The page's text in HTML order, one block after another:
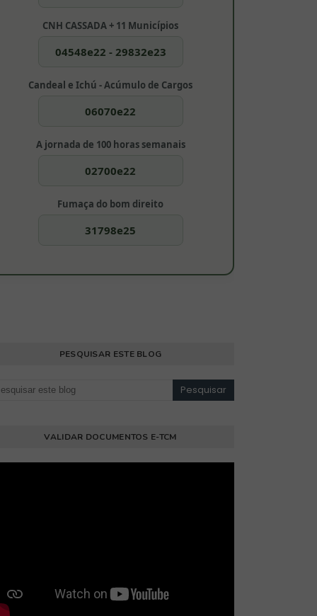
CNH CASSADA + 11 Municípios
04548e22 - 29832e23
Candeal e Ichú - Acúmulo de Cargos
06070e22
A jornada de 100 horas semanais
02700e22
Fumaça do bom direito
31798e25
PESQUISAR ESTE BLOG
VALIDAR DOCUMENTOS E-TCM